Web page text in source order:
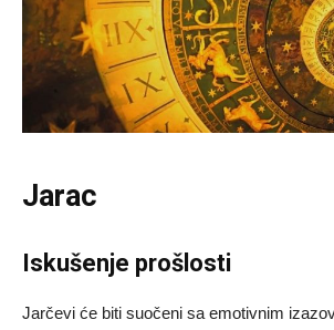
Jarac
Iskušenje prošlosti
Jarčevi će biti suočeni sa emotivnim